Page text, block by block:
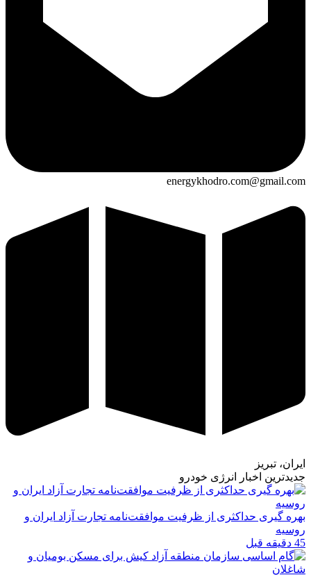
energykhodro.com@gmail.com
ایران، تبریز
جدیدترین اخبار انرژی خودرو
بهره گیری حداکثری از ظرفیت موافقت‌نامه تجارت آزاد ایران و
روسیه
45 دقیقه قبل